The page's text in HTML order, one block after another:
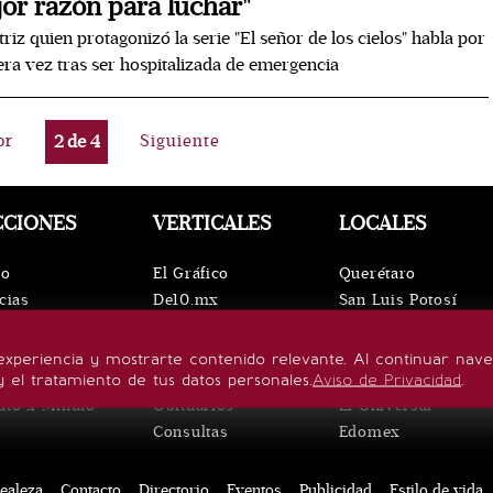
razón para luchar"
quien protagonizó la serie "El señor de los cielos" habla por
vez tras ser hospitalizada de emergencia
2de4 Siguiente
y mostrarte contenido relevante. Al continuar
el tratamiento de tus datos personales.Aviso de Privacidad.
de vida
x Minuto
VERTICALES
El Gráfico
De10.mx
Confabulario
Aviso Oportuno
Obituarios
Consultas
LOCALES
Querétaro
San Luis Potosí
Puebla
Hidalgo
El Universal
Edomex